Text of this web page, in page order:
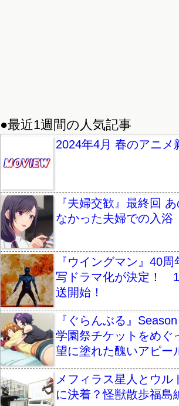
●最近1週間の人気記事
2024年4月 春のアニメ
『夫婦交歓』最終回
なかった夫婦での入浴
『ウイングマン』40
写ドラマ化が決定！
送開始！
『ぐらんぶる』
学園祭チケットをめぐ
望に塗れた醜いアピー
メフィラス星人とウル
に決着？怪獣散歩福島